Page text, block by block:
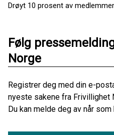
Drøyt 10 prosent av
Følg
Norge
Registrer deg med din e-
nyeste sakene fra Frivillighet
Du kan melde deg av når som